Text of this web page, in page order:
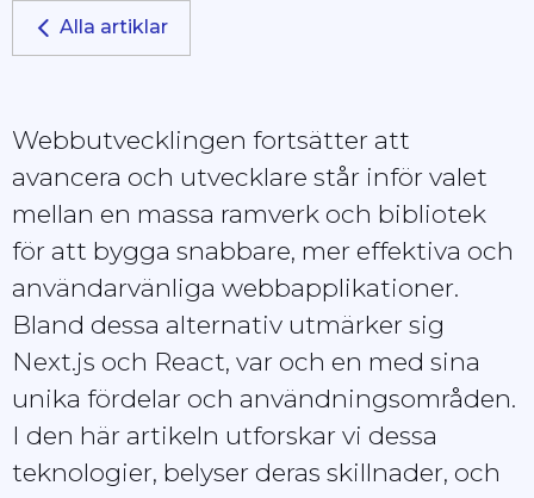
Alla artiklar
Webbutvecklingen fortsätter att
avancera och utvecklare står inför valet
mellan en massa ramverk och bibliotek
för att bygga snabbare, mer effektiva och
användarvänliga webbapplikationer.
Bland dessa alternativ utmärker sig
Next.js och React, var och en med sina
unika fördelar och användningsområden.
I den här artikeln utforskar vi dessa
teknologier, belyser deras skillnader, och